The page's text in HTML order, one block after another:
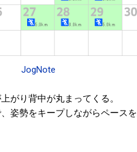
JogNote
がり背中が丸まってくる。
姿勢をキープしながらペース